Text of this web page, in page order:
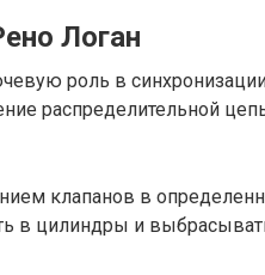
Логан
роль в
распределительной
клапанов в
в цилиндры и